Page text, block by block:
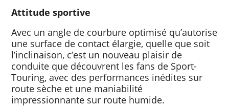
Attitude sportive
Avec un angle de courbure optimisé qu’autorise
une surface de contact élargie, quelle que soit
l’inclinaison, c’est un nouveau plaisir de
conduite que découvrent les fans de Sport-
Touring, avec des performances inédites sur
route sèche et une maniabilité
impressionnante sur route humide.